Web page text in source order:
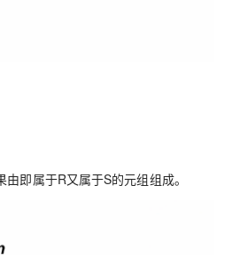
即属于R又属于S的元组组成。